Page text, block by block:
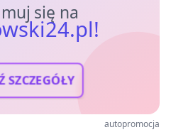
się na
SZCZEGÓŁY
autopromocja